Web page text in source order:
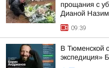
прощания с
Дианой
09:39
В Тюменской
экспедиция»